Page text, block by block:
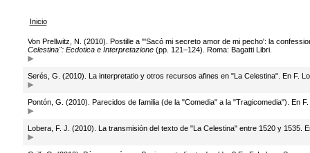
Inicio
Von Prellwitz, N. (2010). Postille a "'Sacó mi secreto amor de mi pecho': la
Celestina": Ecdotica e Interpretazione(pp. 121–124). Roma: Bagatti Libri.
Serés, G. (2010). La interpretatio y otros recursos afines en "La Celestina". En F.
Pontón, G. (2010). Parecidos de familia (de la "Comedia" a la "Tragicomedia"). En
Lobera, F. J. (2010). La transmisión del texto de "La Celestina" entre 1520 y 1535.